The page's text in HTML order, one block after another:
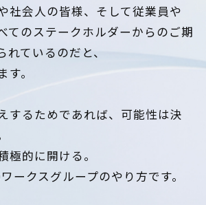
社会人の皆様、そして従業員や
てのステークホルダーからのご期
ているのだと、
。
するためであれば、可能性は決
極的に開ける。
ークスグループのやり方です。